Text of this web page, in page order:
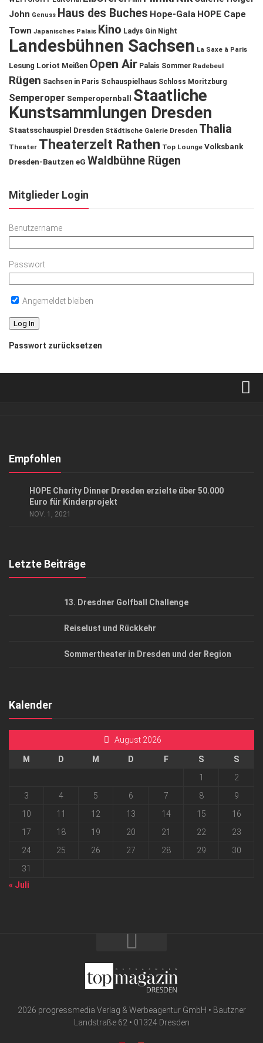
John Genuss Haus des Buches Hope-Gala HOPE Cape
Town Japanisches Palais Kino Ladys Gin Night
Landesbühnen Sachsen La Saxe à Paris
Lesung Loriot Meißen Open Air Palais Sommer Radebeul
Rügen Sachsen in Paris Schauspielhaus Schloss Moritzburg
Semperoper Semperopernball
Staatliche
Kunstsammlungen Dresden
Staatsschauspiel Dresden Städtische Galerie Dresden Thalia
Theater Theaterzelt Rathen Top Lounge Volksbank
Dresden-Bautzen eG Waldbühne Rügen
Mitglieder Login
Benutzername
Passwort
Angemeldet bleiben
Passwort zurücksetzen
Kontakt, Impressum
Empfohlen
HOPE Charity Dinner Dresden erzielte über 50.000
Euro für Kinderprojekt
NOV. 1, 2021
Letzte Beiträge
13. Dresdner Golfball Challenge
Reiselust und Rückkehr
Sommertheater in Dresden und der Region
Kalender
August 2026
M D M D F S
S
1
2
3
4 5 6 7 8
9
10
11 12 13 14 15
16
17
18 19 20 21 22
23
24
25 26 27 28 29
30
31
« Juli
2026 progressmedia Verlag & Werbeagentur GmbH • Bautzner
Landstraße 62 • 01324 Dresden